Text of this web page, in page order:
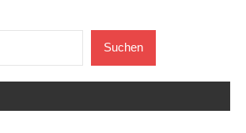
Suchen